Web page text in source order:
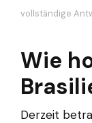
vollständige
Wie
Derzeit